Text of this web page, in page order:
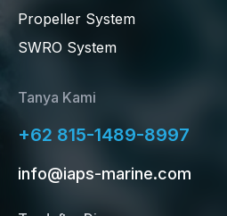
Propeller System
SWRO System
Tanya Kami
+62 815-1489-8997
info@iaps-marine.com